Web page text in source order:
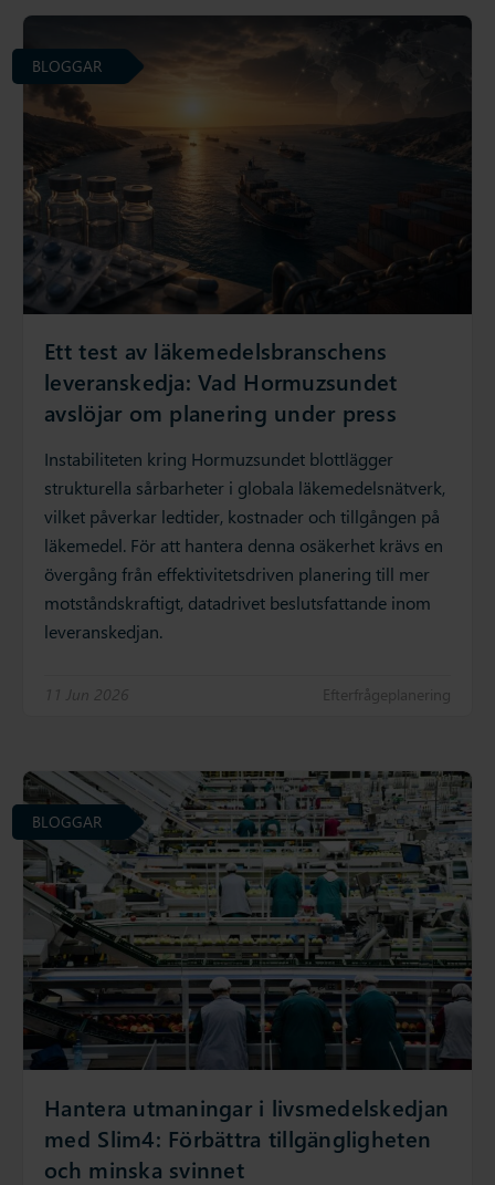
Ett test av läkemedelsbranschens
leveranskedja: Vad Hormuzsundet
avslöjar om planering under press
Instabiliteten kring Hormuzsundet blottlägger
strukturella sårbarheter i globala läkemedelsnätverk,
vilket påverkar ledtider, kostnader och tillgången på
läkemedel. För att hantera denna osäkerhet krävs en
övergång från effektivitetsdriven planering till mer
motståndskraftigt, datadrivet beslutsfattande inom
leveranskedjan.
11 Jun 2026 Efterfrågeplanering
BLOGGAR
Hantera utmaningar i livsmedelskedjan
med Slim4: Förbättra tillgängligheten
och minska svinnet
BLOGGAR